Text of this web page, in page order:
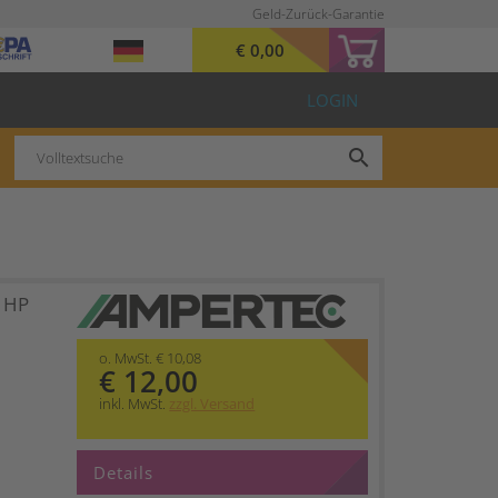
Geld-Zurück-Garantie
€ 0,00
LOGIN
search
o. MwSt. € 10,08
€ 12,00
inkl. MwSt. zzgl. Versand
Details